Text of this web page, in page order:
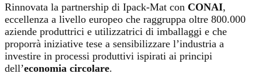
Rinnovata la partnership di Ipack-Mat con CONAI,
eccellenza a livello europeo che raggruppa oltre 800.000
aziende produttrici e utilizzatrici di imballaggi e che
proporrà iniziative tese a sensibilizzare l’industria a
investire in processi produttivi ispirati ai principi
dell’economia circolare.